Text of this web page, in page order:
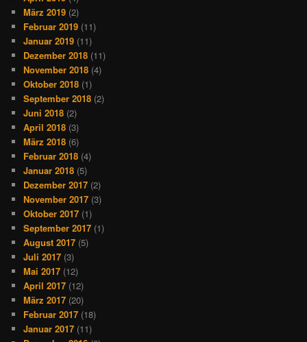
März 2019 (2)
Februar 2019 (11)
Januar 2019 (11)
Dezember 2018 (11)
November 2018 (4)
Oktober 2018 (1)
September 2018 (2)
Juni 2018 (2)
April 2018 (3)
März 2018 (6)
Februar 2018 (4)
Januar 2018 (5)
Dezember 2017 (2)
November 2017 (3)
Oktober 2017 (1)
September 2017 (1)
August 2017 (5)
Juli 2017 (3)
Mai 2017 (12)
April 2017 (12)
März 2017 (20)
Februar 2017 (18)
Januar 2017 (11)